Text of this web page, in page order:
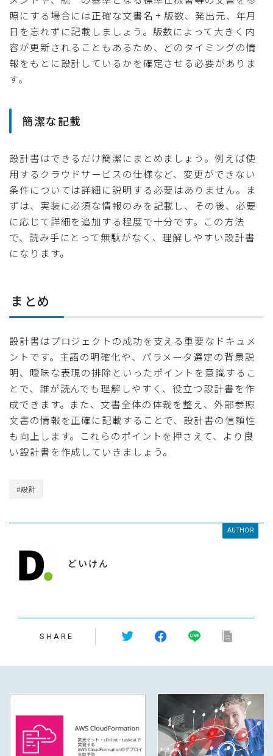
照にする場合には正確な文書名 + 版数、発出元、年月
日を忘れずに記載しましょう。版数によって大きく内
容が更新されることもあるため、どのタイミングの情
報をもとに設計しているかを確定させる必要がありま
す。
簡潔な記載
設計書はできるだけ簡潔にまとめましょう。例えば使
用するクラウドサービスの仕様など、変更ができない
条件については詳細に説明する必要はありません。ま
ずは、実装に必須な情報のみを記載し、その後、必要
に応じて詳細を追加する程度で十分です。この方法
で、読み手にとって無駄がなく、理解しやすい設計書
になります。
まとめ
設計書はプロジェクトの成功を支える重要なドキュメ
ントです。主語の明確化や、パラメータ選定の背景説
明、曖昧な表現の排除といったポイントを意識するこ
とで、誰が読んでも理解しやすく、役立つ設計書を作
成できます。また、文書全体の体裁を整え、外部参照
文書の情報を正確に記載することで、設計書の信頼性
も向上します。これらのポイントを押さえて、より良
い設計書を作成していきましょう。
#設計
AUTHOR
どいけん
SHARE